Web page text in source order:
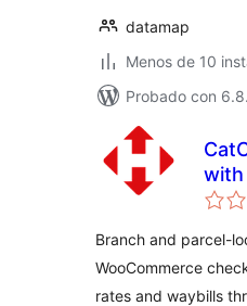
datamap
Menos de 10
Probado con
with
for
Branch and parcel-
WooCommerce
rates and waybills